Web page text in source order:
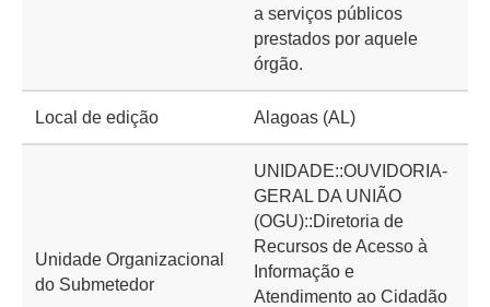
a serviços públicos
prestados por aquele
órgão.
Local de edição Alagoas (AL)
Unidade Organizacional
do Submetedor
UNIDADE::OUVIDORIA-
GERAL DA UNIÃO
(OGU)::Diretoria de
Recursos de Acesso à
Informação e
Atendimento ao Cidadão